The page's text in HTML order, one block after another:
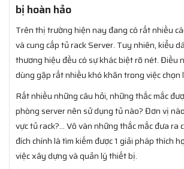
bị hoàn hảo
Trên thị trường hiện nay đang có rất nhiều
và cung cấp tủ rack Server. Tuy nhiên, kiểu
thương hiệu đều có sự khác biệt rõ nét. Điều
dùng gặp rất nhiều khó khăn trong việc chọn
Rất nhiều những câu hỏi, những thắc mắc
phòng server nên sử dụng tủ nào? Đơn vị
vực tủ rack?... Vô vàn những thắc mắc đưa ra
đích chính là tìm kiếm được 1 giải pháp thích
việc xây dựng và quản lý thiết bị.